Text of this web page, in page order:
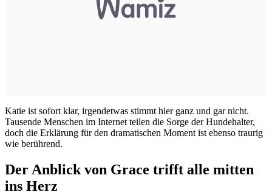
Katie ist sofort klar, irgendetwas stimmt hier ganz und gar nicht.
Tausende Menschen im Internet teilen die Sorge der Hundehalter,
doch die Erklärung für den dramatischen Moment ist ebenso traurig
wie berührend.
Der Anblick von Grace trifft alle mitten
ins Herz